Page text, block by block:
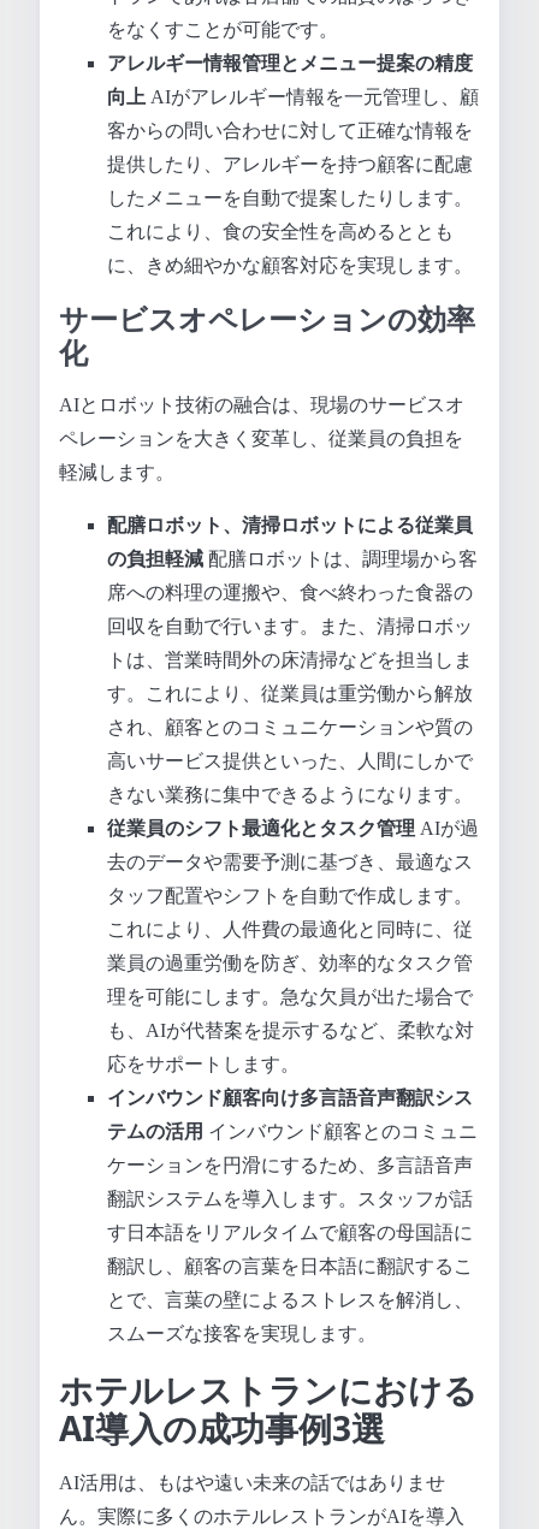
をなくすことが可能です。
アレルギー情報管理とメニュー提案の精度
向上 AIがアレルギー情報を一元管理し、顧
客からの問い合わせに対して正確な情報を
提供したり、アレルギーを持つ顧客に配慮
したメニューを自動で提案したりします。
これにより、食の安全性を高めるととも
に、きめ細やかな顧客対応を実現します。
サービスオペレーションの効率
化
AIとロボット技術の融合は、現場のサービスオ
ペレーションを大きく変革し、従業員の負担を
軽減します。
配膳ロボット、清掃ロボットによる従業員
の負担軽減配膳ロボットは、調理場から客
席への料理の運搬や、食べ終わった食器の
回収を自動で行います。また、清掃ロボッ
トは、営業時間外の床清掃などを担当しま
す。これにより、従業員は重労働から解放
され、顧客とのコミュニケーションや質の
高いサービス提供といった、人間にしかで
きない業務に集中できるようになります。
従業員のシフト最適化とタスク管理 AIが過
去のデータや需要予測に基づき、最適なス
タッフ配置やシフトを自動で作成します。
これにより、人件費の最適化と同時に、従
業員の過重労働を防ぎ、効率的なタスク管
理を可能にします。急な欠員が出た場合で
も、AIが代替案を提示するなど、柔軟な対
応をサポートします。
インバウンド顧客向け多言語音声翻訳シス
テムの活用 インバウンド顧客とのコミュニ
ケーションを円滑にするため、多言語音声
翻訳システムを導入します。スタッフが話
す日本語をリアルタイムで顧客の母国語に
翻訳し、顧客の言葉を日本語に翻訳するこ
とで、言葉の壁によるストレスを解消し、
スムーズな接客を実現します。
ホテルレストランにおける
AI導入の成功事例3選
AI活用は、もはや遠い未来の話ではありませ
ん。実際に多くのホテルレストランがAIを導入